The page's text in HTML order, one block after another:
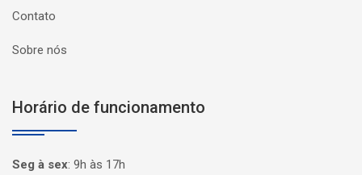
Contato
Sobre nós
Horário de funcionamento
Seg à sex: 9h às 17h